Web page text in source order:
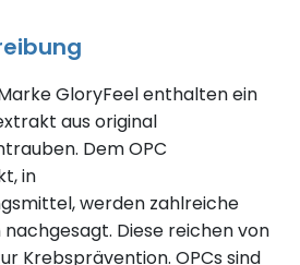
GloryFeel enthalten ein
aus original
Dem OPC
in
werden zahlreiche
Diese reichen von
Krebsprävention. OPCs sind